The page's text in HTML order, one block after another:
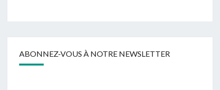
ABONNEZ-VOUS À NOTRE NEWSLETTER